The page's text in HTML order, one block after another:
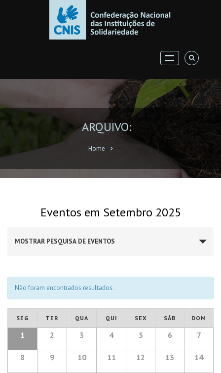
ARQUIVO:
Home
Eventos em Setembro 2025
Views
Navigation
MOSTRAR PESQUISA DE EVENTOS
Não foram encontrados resultados.
Calendar
ofCalendar
Eventos
SEG TER QUA QUI SEX SÁB DOM
1 2 3 4 5 6 7
8 9 10 11 12 13 14